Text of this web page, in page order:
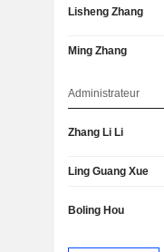
Lisheng Zhang
Ming Zhang
Administrateur
Zhang Li Li
Ling Guang Xue
Boling Hou